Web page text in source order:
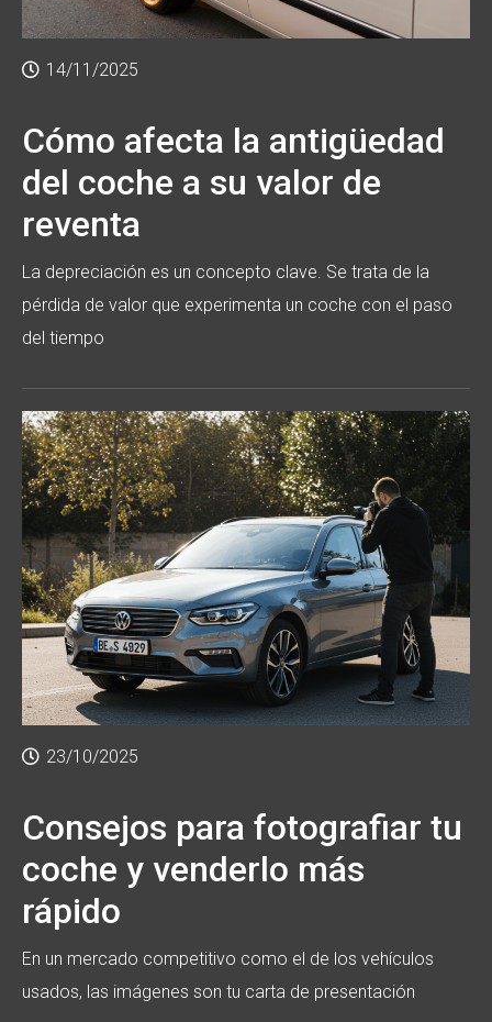
14/11/2025
Cómo afecta la antigüedad
del coche a su valor de
reventa
La depreciación es un concepto clave. Se trata de la
pérdida de valor que experimenta un coche con el paso
del tiempo
23/10/2025
Consejos para fotografiar tu
coche y venderlo más
rápido
En un mercado competitivo como el de los vehículos
usados, las imágenes son tu carta de presentación